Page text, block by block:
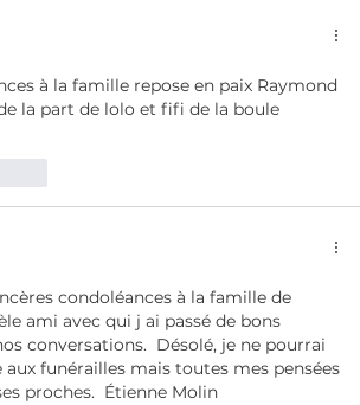
à la famille repose en paix Raymond
la part de lolo et fifi de la boule
condoléances à la famille de
ami avec qui j ai passé de bons
conversations.  Désolé, je ne pourrai
funérailles mais toutes mes pensées
proches.  Étienne Molin